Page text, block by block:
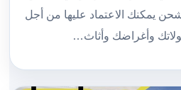
يمكنك الاعتماد عليها من أجل
وأغراضك وأثاث…